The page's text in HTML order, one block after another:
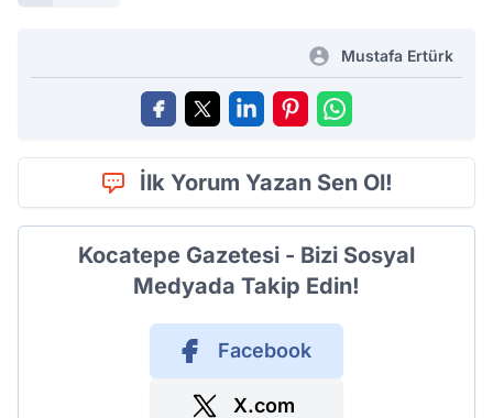
Mustafa Ertürk
İlk Yorum Yazan Sen Ol!
Kocatepe Gazetesi - Bizi Sosyal
Medyada Takip Edin!
Facebook
X.com